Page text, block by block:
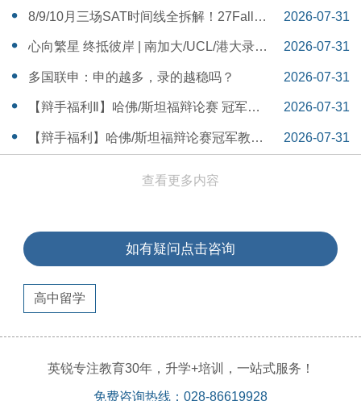
‌8/9/10月三场SAT时间线全拆解！27Fall美
本早申时间线盘点～
2026-07-31
16:30:04
心向繁星 终抵彼岸 | 南加大/UCL/港大录取
分享
2026-07-31
16:12:18
多国联申：申的越多，录的越稳吗？
2026-07-31
15:55:54
【辩手福利Ⅱ】哈佛/斯坦福辩论赛 冠军教
练带你解读WSDA全国赛Junior即兴辩论第
2026-07-31
15:41:53
【辩手福利】哈佛/斯坦福辩论赛冠军教练
2026-07-31
查看更多内容
如有疑问点击咨询
高中留学
英锐专注教育30年，升学+培训，一站式服务！
免费咨询热线：028-86619928